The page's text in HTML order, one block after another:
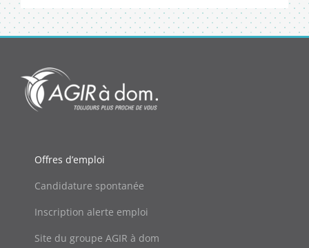
Offres d’emploi
Candidature spontanée
Inscription alerte emploi
Site du groupe AGIR à dom